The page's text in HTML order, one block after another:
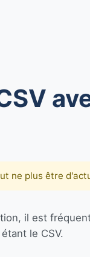
ne plus être
il est
le CSV.